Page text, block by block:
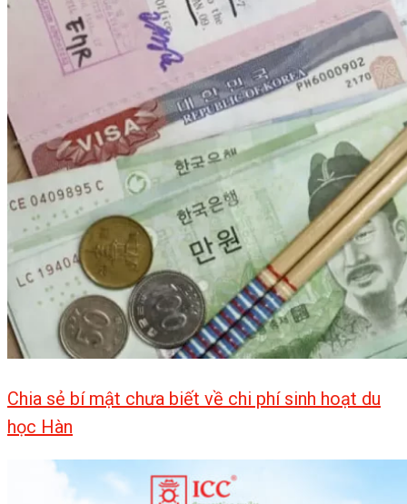
Chia sẻ bí mật chưa biết về chi phí sinh hoạt du
học Hàn